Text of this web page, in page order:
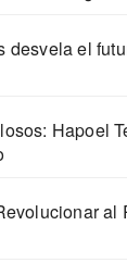
desvela el
Hapoel
al